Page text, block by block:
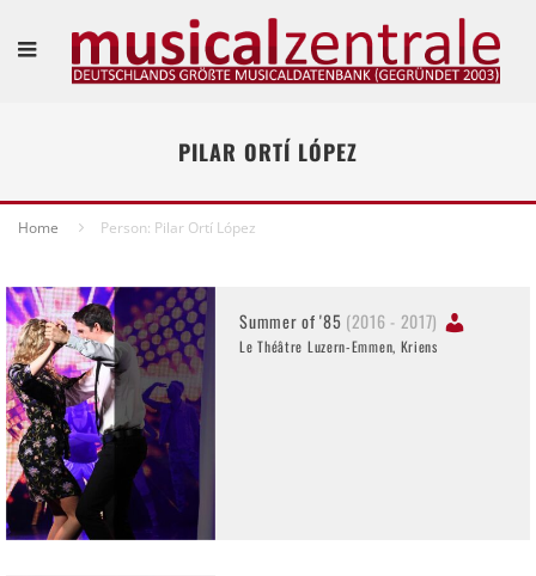
PILAR ORTÍ LÓPEZ
Home Person: Pilar Ortí López
Summer of '85 (2016 - 2017)
Le Théâtre Luzern-Emmen, Kriens